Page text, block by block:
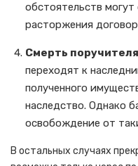
обстоятельств
расторжения
Смерть поручителя
переходят к
полученного
наследство. Однако
освобождение от
В остальных случаях